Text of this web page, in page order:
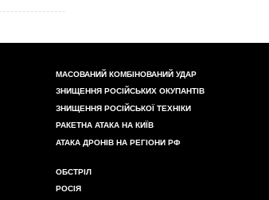
МАСОВАНИЙ КОМБІНОВАНИЙ УДАР
ЗНИЩЕННЯ РОСІЙСЬКИХ ОКУПАНТІВ
ЗНИЩЕННЯ РОСІЙСЬКОЇ ТЕХНІКИ
РАКЕТНА АТАКА НА КИЇВ
АТАКА ДРОНІВ НА РЕГІОНИ РФ
ОБСТРІЛ
РОСІЯ